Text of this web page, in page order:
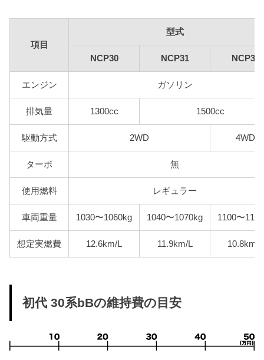
項目
型式
NCP30 NCP31 NCP35
エンジン ガソリン
排気量 1300cc 1500cc
駆動方式 2WD 4WD
ターボ 無
使用燃料 レギュラー
車両重量 1030〜1060kg 1040〜1070kg 1100〜
想定実燃費 12.6km/L 11.9km/L 10.8km/L
初代 30系bBの維持費の目安